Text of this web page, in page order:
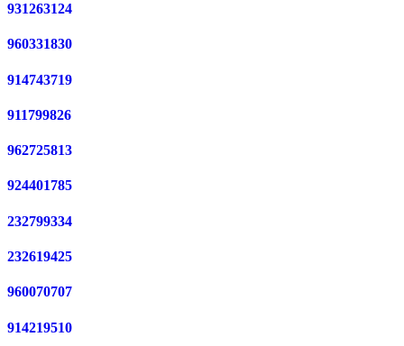
931263124
960331830
914743719
911799826
962725813
924401785
232799334
232619425
960070707
914219510